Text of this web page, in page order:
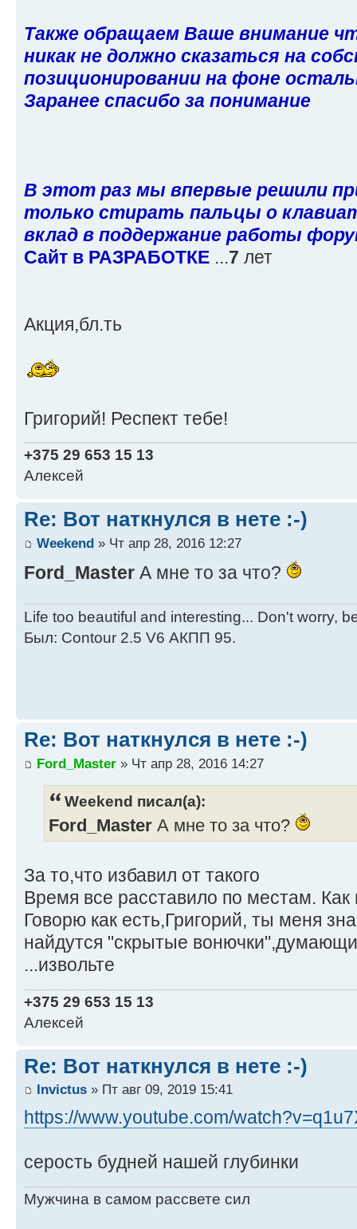
Также обращаем Ваше внимание
никак не должно сказаться на
позиционировании на фоне
Заранее спасибо за понимание
В этот раз мы впервые решили
только стирать пальцы о
вклад в поддержание работы
Сайт в РАЗРАБОТКЕ ...7 лет
Акция,бл.ть
Григорий! Респект тебе!
+375 29 653 15 13
Алексей
Re: Вот наткнулся в нете :-)
Weekend » Чт апр 28, 2016 12:27
Ford_Master А мне то за что?
Life too beautiful and interesting... Don't worry,
Был: Contour 2.5 V6 АКПП 95.
Re: Вот наткнулся в нете :-)
Ford_Master » Чт апр 28, 2016 14:27
Weekend писал(а):
Ford_Master А мне то за что?
За то,что избавил от такого
Время все расставило по местам. Как
Говорю как есть,Григорий, ты меня
найдутся "скрытые
...извольте
+375 29 653 15 13
Алексей
Re: Вот наткнулся в нете :-)
Invictus » Пт авг 09, 2019 15:41
https://www.youtube.com/
серость будней нашей глубинки
Мужчина в самом рассвете сил